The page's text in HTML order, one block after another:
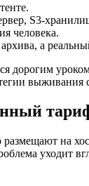
S3-
человека.
а
дорогим
выживания
на
уходит